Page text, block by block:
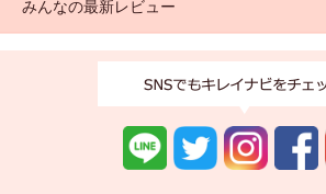
みんなの最新レビュー